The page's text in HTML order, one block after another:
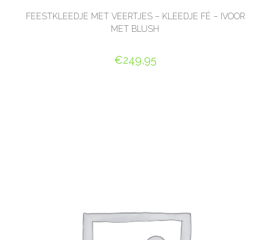
FEESTKLEEDJE MET VEERTJES – KLEEDJE FÉ – IVOOR
MET BLUSH
€249,95